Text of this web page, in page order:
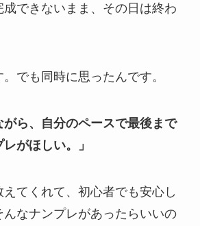
できないまま、その日は終わ
でも同時に思ったんです。
がら、自分のペースで最後まで
がほしい。」
てくれて、初心者でも安心し
んなナンプレがあったらいいの